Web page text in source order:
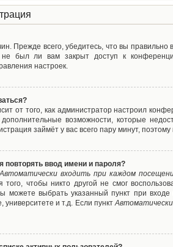
Прежде всего, убедитесь, что вы
был ли вам закрыт доступ к
настроек.
от того, как администратор настроил
возможности, которые
займёт у вас всего пару минут,
повторять ввод имени и пароля?
Автоматически входить при каждом
чтобы никто другой не смог
можете выбрать указанный пункт при
университете и т.д. Если пункт